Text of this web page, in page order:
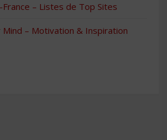
– Listes de Top Sites
Mind – Motivation & Inspiration